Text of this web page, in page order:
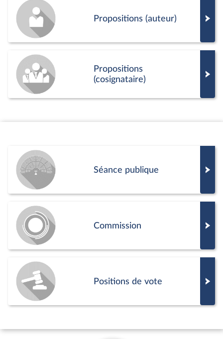
Propositions (auteur)
Propositions
(cosignataire)
Séance publique
Commission
Positions de vote